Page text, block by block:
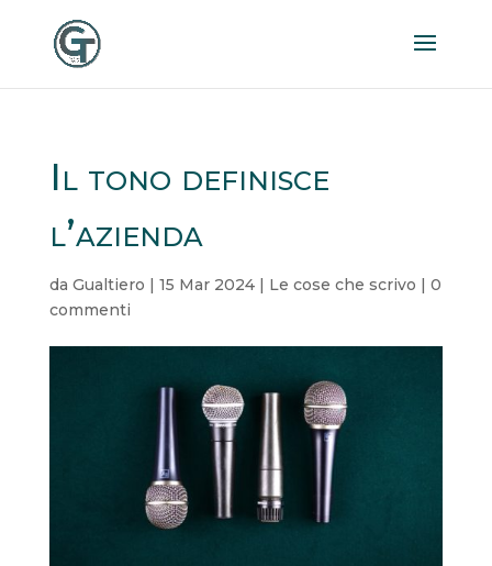
Il tono definisce
l’azienda
da Gualtiero | 15 Mar 2024| Le cose che scrivo | 0
commenti